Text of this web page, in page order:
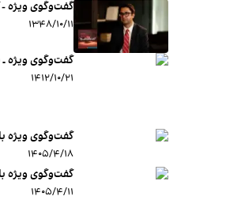
گفت‌وگوی ویژه
۱۳۴۸/۱۰/۱۱
گفت‌وگوی ویژه
۱۴۱۲/۱۰/۲۱
گفت‌وگوی ویژه
۱۴۰۵/۴/۱۸
گفت‌وگوی ویژه
۱۴۰۵/۴/۱۱